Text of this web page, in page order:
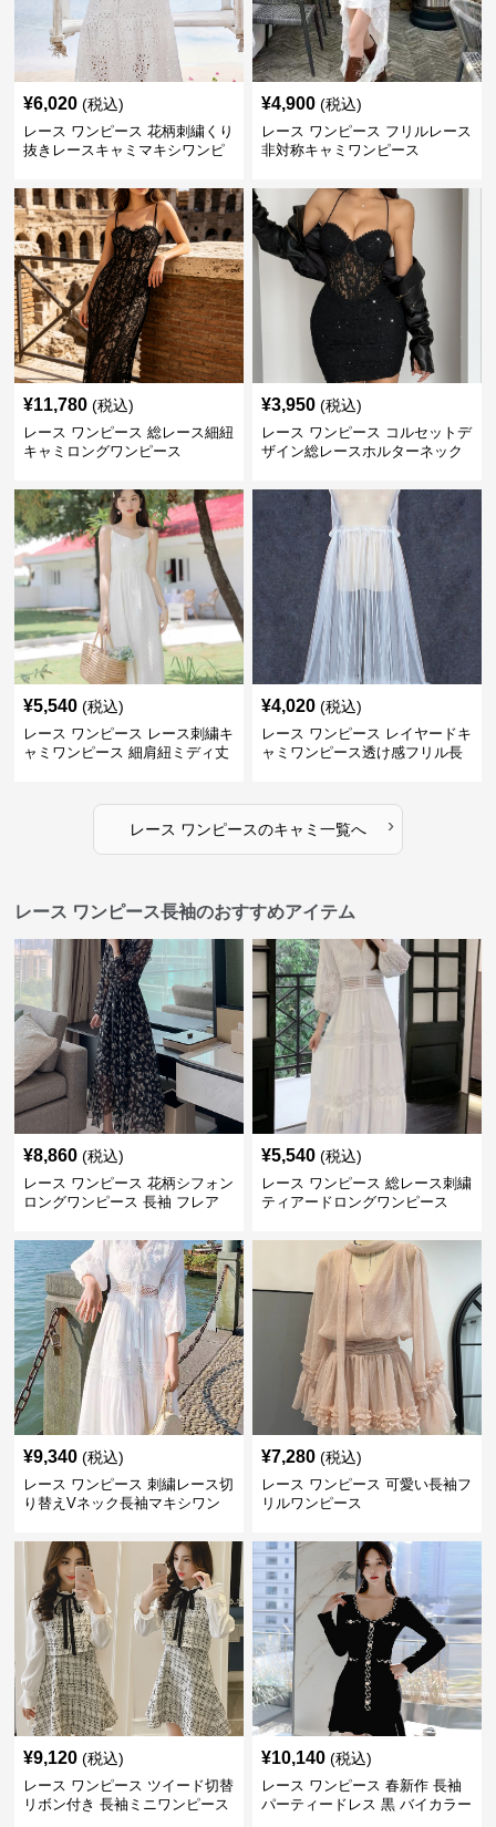
¥6,020 (税込)
レース ワンピース 花柄刺繍くり
抜きレースキャミマキシワンピ
¥4,900 (税込)
レース ワンピース フリルレース
非対称キャミワンピース
¥11,780 (税込)
レース ワンピース 総レース細紐
キャミロングワンピース
¥3,950 (税込)
レース ワンピース コルセットデ
ザイン総レースホルターネック
¥5,540 (税込)
レース ワンピース レース刺繍キ
ャミワンピース 細肩紐ミディ丈
¥4,020 (税込)
レース ワンピース レイヤードキ
ャミワンピース透け感フリル長
レース ワンピースのキャミ 一覧へ ›
レース ワンピース長袖のおすすめアイテム
¥8,860 (税込)
レース ワンピース 花柄シフォン
ロングワンピース 長袖 フレア
¥5,540 (税込)
レース ワンピース 総レース刺繍
ティアードロングワンピース
¥9,340 (税込)
レース ワンピース 刺繍レース切
り替えVネック長袖マキシワン
¥7,280 (税込)
レース ワンピース 可愛い長袖フ
リルワンピース
¥9,120 (税込)
レース ワンピース ツイード切替
リボン付き 長袖ミニワンピース
¥10,140 (税込)
レース ワンピース 春新作 長袖
パーティードレス 黒 バイカラー